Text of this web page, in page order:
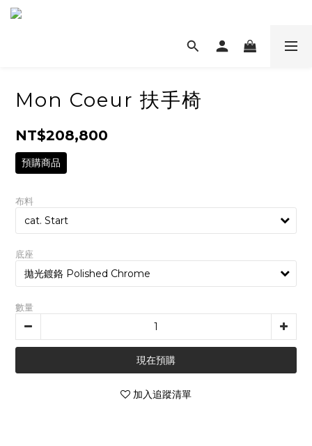
Mon Coeur 扶手椅
NT$208,800
預購商品
布料
底座
數量
現在預購
加入追蹤清單